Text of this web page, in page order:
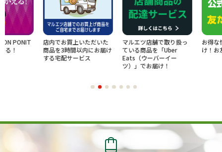
店内でお買上いただいた
商品を3時間以内にお届け
する宅配サービス
マルエツ店舗で取り扱っ
ている商品を「Uber
Eats（ウーバーイー
ツ）」でお届け！
お得な情報を
け！お友だち